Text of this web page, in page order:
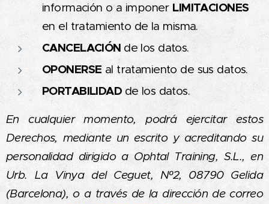
información o a imponer LIMITACIONES
en el tratamiento de la misma.
CANCELACIÓN de los datos.
OPONERSE al tratamiento de sus datos.
PORTABILIDAD de los datos.
En cualquier momento, podrá ejercitar estos
Derechos, mediante un escrito y acreditando su
personalidad dirigido a Ophtal Training, S.L., en
Urb. La Vinya del Ceguet, Nº2, 08790 Gelida
(Barcelona), o a través de la dirección de correo